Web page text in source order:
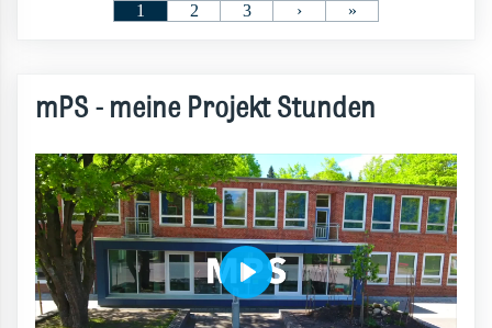
1 2 3 › »
mPS - meine Projekt Stunden